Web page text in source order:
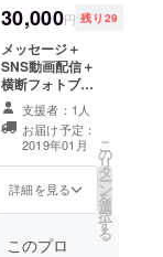
30,000円 残り29
メッセージ＋
SNS動画配信＋
横断フォトブッ
ク
支援者：1人
お届け予定：
2019年01月
詳細を見る
こ
の
リ
タ
ー
ン
を
選
択
す
る
このプロ